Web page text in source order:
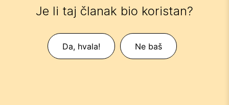
Je li taj članak bio koristan?
Da, hvala! Ne baš